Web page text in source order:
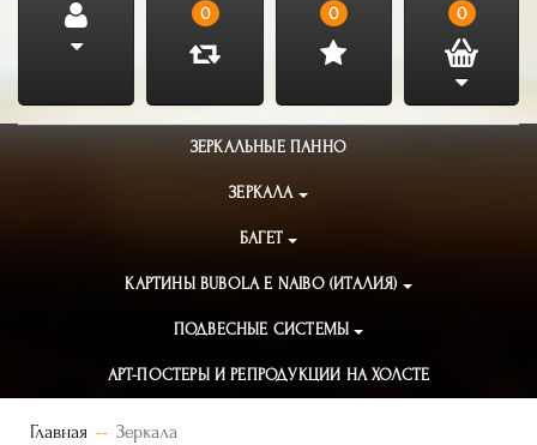
0 0 0
ЗЕРКАЛЬНЫЕ ПАННО
ЗЕРКАЛА
БАГЕТ
КАРТИНЫ BUBOLA E NAIBO (ИТАЛИЯ)
ПОДВЕСНЫЕ СИСТЕМЫ
АРТ-ПОСТЕРЫ И РЕПРОДУКЦИИ НА ХОЛСТЕ
Главная Зеркала